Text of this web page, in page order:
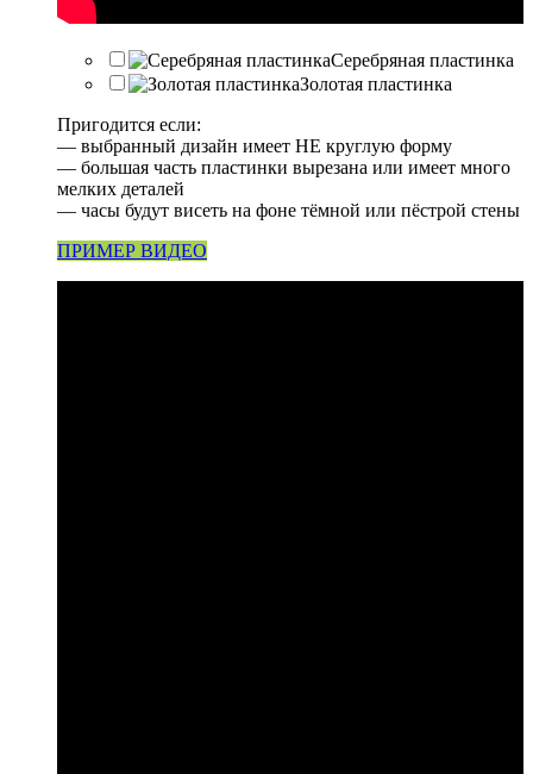
Серебряная пластинка
Золотая пластинка
Пригодится если:
— выбранный дизайн имеет НЕ круглую форму
— большая часть пластинки вырезана или имеет много
мелких деталей
— часы будут висеть на фоне тёмной или пёстрой стены
ПРИМЕР ВИДЕО